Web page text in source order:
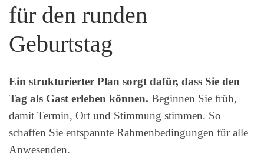
für den runden
Geburtstag
Ein strukturierter Plan sorgt dafür, dass Sie den
Tag als Gast erleben können. Beginnen Sie früh,
damit Termin, Ort und Stimmung stimmen. So
schaffen Sie entspannte Rahmenbedingungen für alle
Anwesenden.